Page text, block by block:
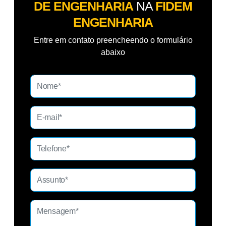
DE ENGENHARIA NA FIDEM
ENGENHARIA
Entre em contato preencheendo o formulário
abaixo
A